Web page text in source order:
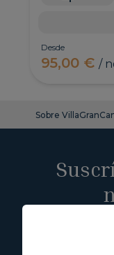
Desde
95,00 €/
Sobre